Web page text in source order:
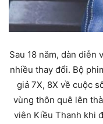
Sau 18 năm, dàn diễn
nhiều thay đổi. Bộ
giả 7X, 8X về cuộc
vùng thôn quê lên
viên Kiều Thanh khi